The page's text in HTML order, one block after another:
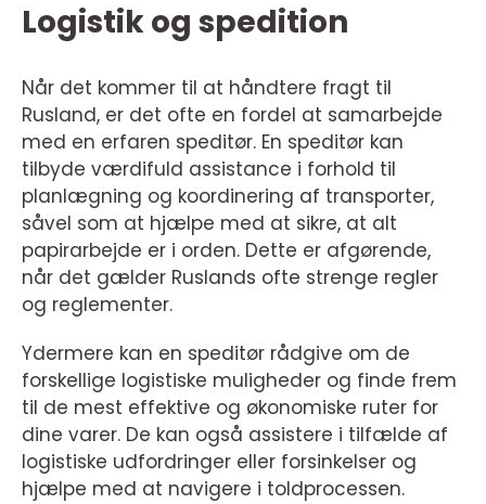
Logistik og spedition
Når det kommer til at håndtere fragt til
Rusland, er det ofte en fordel at samarbejde
med en erfaren speditør. En speditør kan
tilbyde værdifuld assistance i forhold til
planlægning og koordinering af transporter,
såvel som at hjælpe med at sikre, at alt
papirarbejde er i orden. Dette er afgørende,
når det gælder Ruslands ofte strenge regler
og reglementer.
Ydermere kan en speditør rådgive om de
forskellige logistiske muligheder og finde frem
til de mest effektive og økonomiske ruter for
dine varer. De kan også assistere i tilfælde af
logistiske udfordringer eller forsinkelser og
hjælpe med at navigere i toldprocessen.